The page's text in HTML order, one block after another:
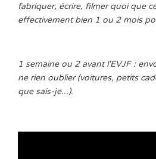
fabriquer, écrire, filmer quoi que
effectivement bien 1 ou 2 mois
1 semaine ou 2 avant l'EVJF :
ne rien oublier (voitures, petits
que sais-je...).